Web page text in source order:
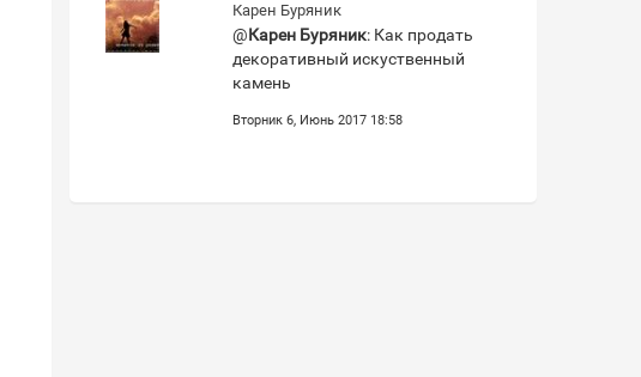
Карен Буряник
@Карен Буряник: Как продать
декоративный искуственный
камень
Вторник 6, Июнь 2017 18:58